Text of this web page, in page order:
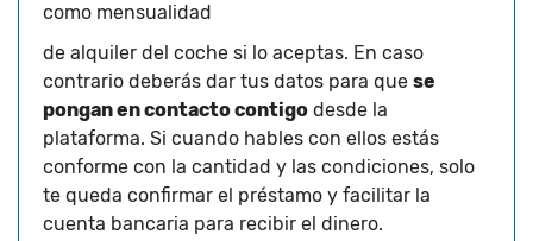
como mensualidad
de alquiler del coche si lo aceptas. En caso
contrario deberás dar tus datos para que se
pongan en contacto contigo desde la
plataforma. Si cuando hables con ellos estás
conforme con la cantidad y las condiciones, solo
te queda confirmar el préstamo y facilitar la
cuenta bancaria para recibir el dinero.